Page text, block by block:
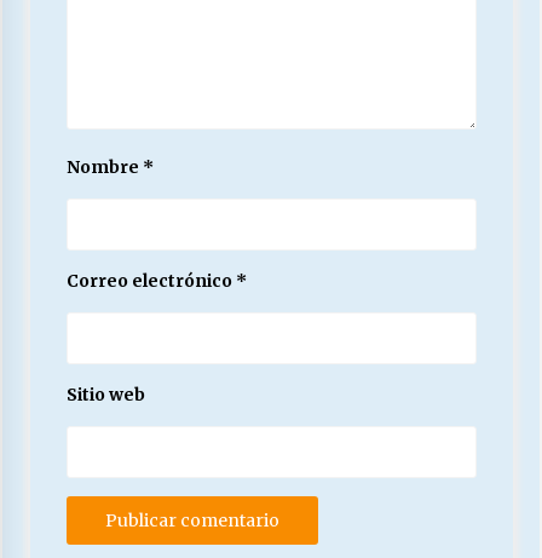
Nombre *
Correo electrónico *
Sitio web